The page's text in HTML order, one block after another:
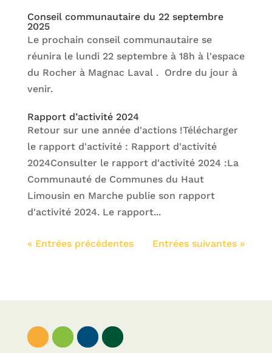
Conseil communautaire du 22 septembre
2025
Le prochain conseil communautaire se
réunira le lundi 22 septembre à 18h à l'espace
du Rocher à Magnac Laval . Ordre du jour à
venir.
Rapport d’activité 2024
Retour sur une année d'actions !Télécharger
le rapport d'activité : Rapport d'activité
2024Consulter le rapport d'activité 2024 :La
Communauté de Communes du Haut
Limousin en Marche publie son rapport
d'activité 2024. Le rapport...
« Entrées précédentes Entrées suivantes »